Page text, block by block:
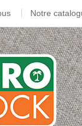
Notre